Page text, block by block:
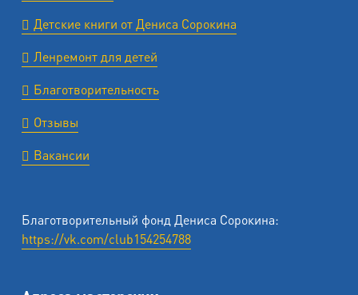
Детские книги от Дениса Сорокина
Ленремонт для детей
Благотворительность
Отзывы
Вакансии
Благотворительный фонд Дениса Сорокина:
https://vk.com/club154254788